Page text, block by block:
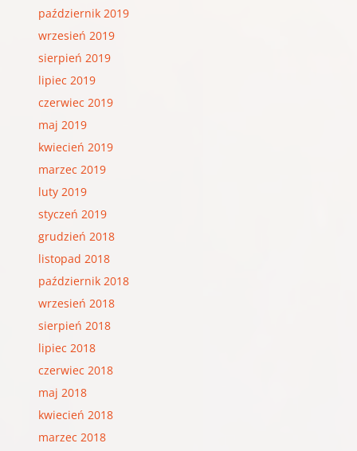
październik 2019
wrzesień 2019
sierpień 2019
lipiec 2019
czerwiec 2019
maj 2019
kwiecień 2019
marzec 2019
luty 2019
styczeń 2019
grudzień 2018
listopad 2018
październik 2018
wrzesień 2018
sierpień 2018
lipiec 2018
czerwiec 2018
maj 2018
kwiecień 2018
marzec 2018